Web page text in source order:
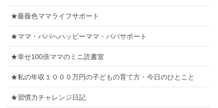
★薔薇色ママライフサポート
★ママ・パパへハッピーママ・パパサポート
★幸せ100倍ママのミニ読書室
★私の年収１０００万円の子どもの育て方・今日のひとこと
★習慣力チャレンジ日記